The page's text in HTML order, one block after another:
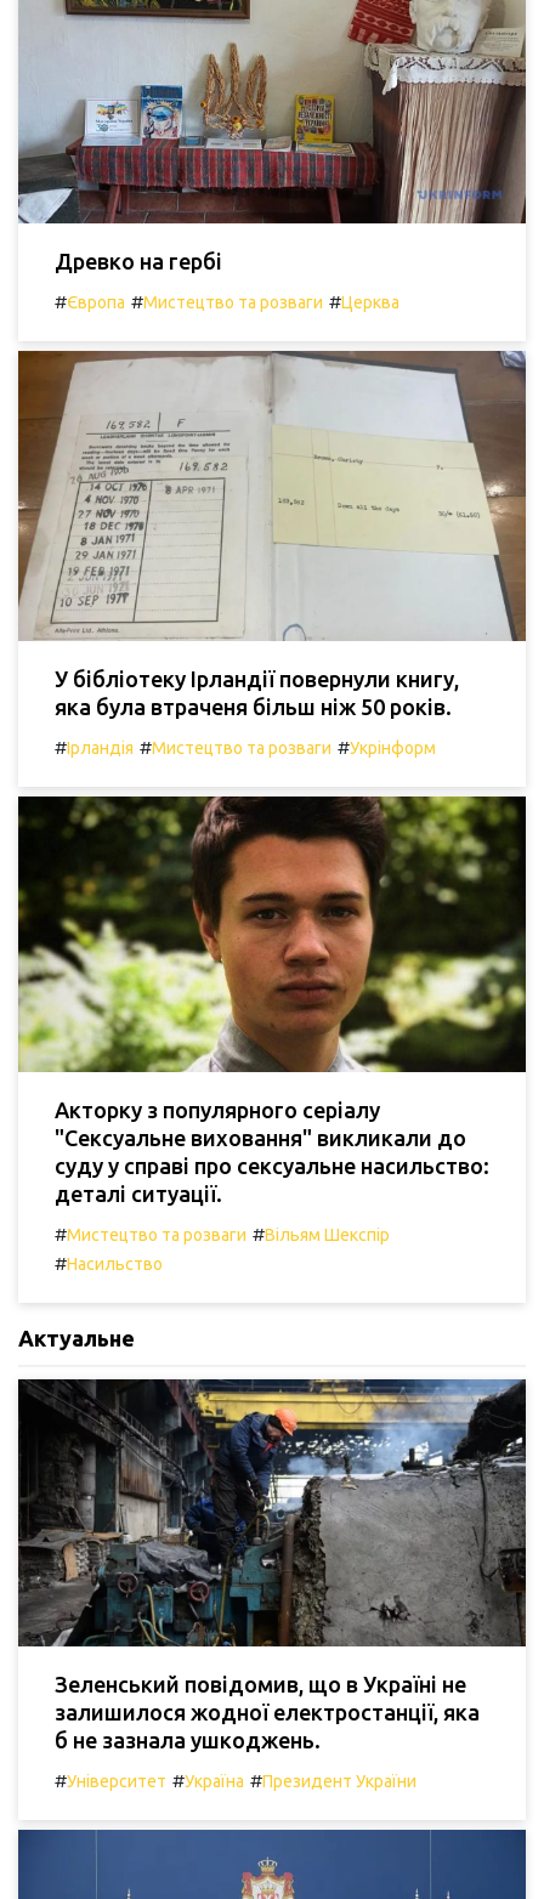
Древко на гербі
#Європа #Мистецтво та розваги #Церква
У бібліотеку Ірландії повернули книгу,
яка була втраченя більш ніж 50 років.
#Ірландія #Мистецтво та розваги #Укрінформ
Акторку з популярного серіалу
"Сексуальне виховання" викликали до
суду у справі про сексуальне насильство:
деталі ситуації.
#Мистецтво та розваги #Вільям Шекспір
#Насильство
Актуальне
Зеленський повідомив, що в Україні не
залишилося жодної електростанції, яка
б не зазнала ушкоджень.
#Університет #Україна #Президент України